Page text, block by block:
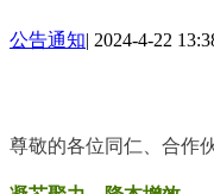
公告通知| 2024-4-22
尊敬的各位同仁、合作